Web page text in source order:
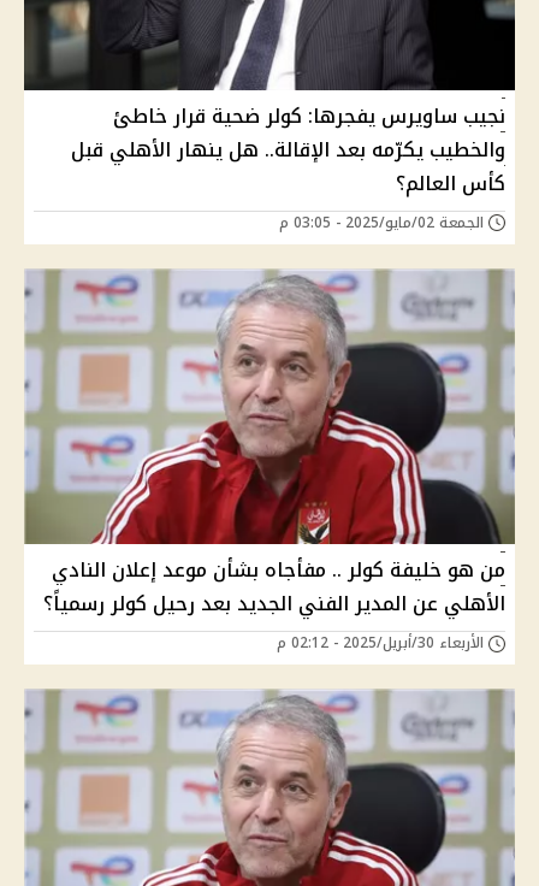
نجيب ساويرس يفجرها: كولر ضحية قرار خاطئ
والخطيب يكرّمه بعد الإقالة.. هل ينهار الأهلي قبل
كأس العالم؟
الجمعة 02/مايو/2025 - 03:05 م
من هو خليفة كولر .. مفأجاه بشأن موعد إعلان النادي
الأهلي عن المدير الفني الجديد بعد رحيل كولر رسمياً؟
الأربعاء 30/أبريل/2025 - 02:12 م